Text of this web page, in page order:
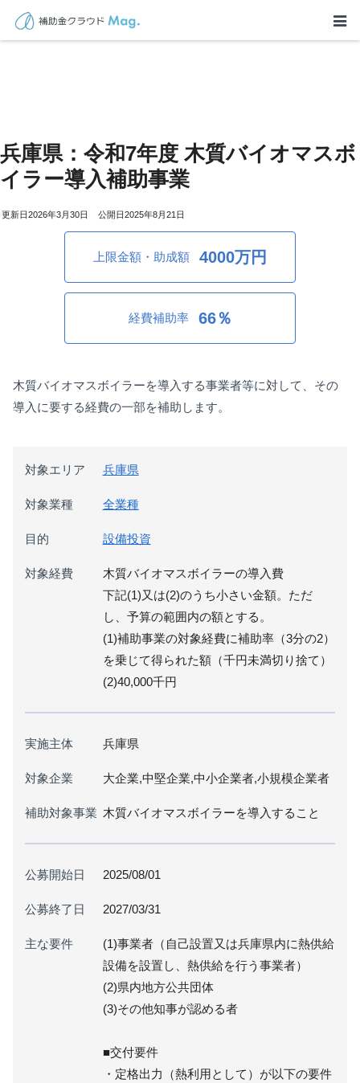
兵庫県：令和7年度 木質バイオマスボ
イラー導入補助事業
2026年3月30日 2025年8月21日
上限金額・助成額 4000万円
経費補助率 66％
木質バイオマスボイラーを導入する事業者等に対して、その
導入に要する経費の一部を補助します。
対象エリア 兵庫県
対象業種 全業種
目的 設備投資
対象経費
木質バイオマスボイラーの導入費
下記(1)又は(2)のうち小さい金額。ただ
し、予算の範囲内の額とする。
(1)補助事業の対象経費に補助率（3分の2）
を乗じて得られた額（千円未満切り捨て）
(2)40,000千円
実施主体 兵庫県
対象企業 大企業,中堅企業,中小企業者,小規模企業者
補助対象事業 木質バイオマスボイラーを導入すること
公募開始日 2025/08/01
公募終了日 2027/03/31
主な要件
(1)事業者（自己設置又は兵庫県内に熱供給
設備を設置し、熱供給を行う事業者）
(2)県内地方公共団体
(3)その他知事が認める者
■交付要件
・定格出力（熱利用として）が以下の要件